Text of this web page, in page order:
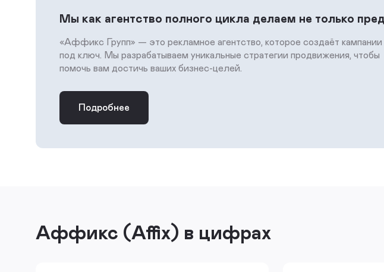
Мы как агентство полного цикла делаем не только
«Аффикс Групп» — это рекламное агентство, которое создаёт кампании
под ключ. Мы разрабатываем уникальные стратегии продвижения, чтобы
помочь вам достичь ваших бизнес-целей.
Подробнее
Аффикс (Affix) в цифрах